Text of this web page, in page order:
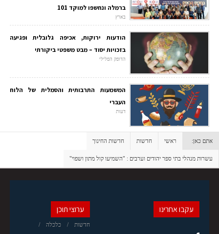
ברמלה ונחשפו למוקד 101
בארץ
הודעות ירוקות, אכיפה גלובלית ופגיעה
בזכויות יסוד – מבט משפטי ביקורתי
הדופק הפלילי
המשמעות התרבותית והסמלית של הלוח
העברי
דעות
אתם כאן: ראשי חדשות חדשות החינוך
עשרות מנהלי בתי ספר יהודים וערבים : "השמיעו קול מתון ושפוי"
ערוצי תוכן
חדשות כלכלה
עקבו אחרינו